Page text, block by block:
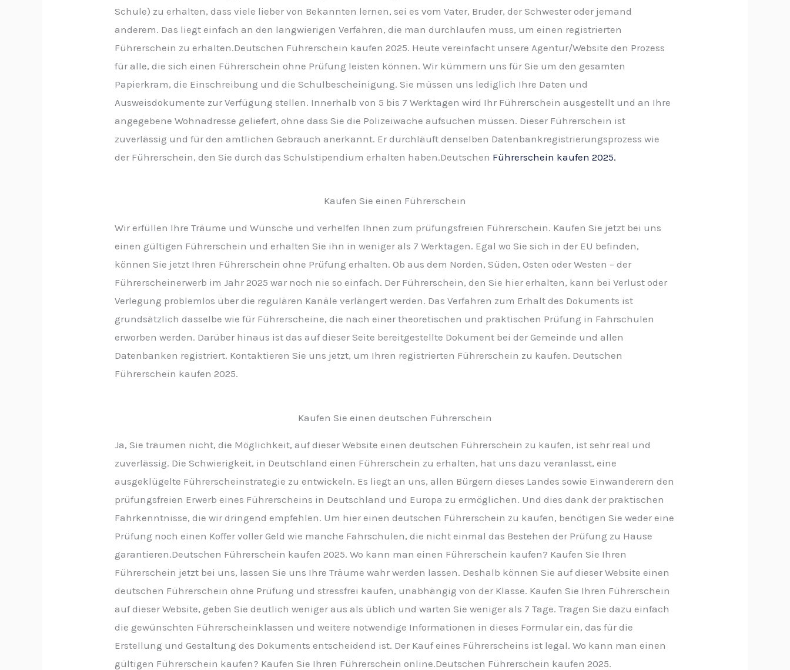
Schule) zu erhalten, dass viele lieber von Bekannten lernen, sei es vom Vater, Bruder, der Schwester oder jemand
anderem. Das liegt einfach an den langwierigen Verfahren, die man durchlaufen muss, um einen registrierten
Führerschein zu erhalten.Deutschen Führerschein kaufen 2025. Heute vereinfacht unsere Agentur/Website den Prozess
für alle, die sich einen Führerschein ohne Prüfung leisten können. Wir kümmern uns für Sie um den gesamten
Papierkram, die Einschreibung und die Schulbescheinigung. Sie müssen uns lediglich Ihre Daten und
Ausweisdokumente zur Verfügung stellen. Innerhalb von 5 bis 7 Werktagen wird Ihr Führerschein ausgestellt und an Ihre
angegebene Wohnadresse geliefert, ohne dass Sie die Polizeiwache aufsuchen müssen. Dieser Führerschein ist
zuverlässig und für den amtlichen Gebrauch anerkannt. Er durchläuft denselben Datenbankregistrierungsprozess wie
der Führerschein, den Sie durch das Schulstipendium erhalten haben.Deutschen Führerschein kaufen 2025.
Kaufen Sie einen Führerschein
Wir erfüllen Ihre Träume und Wünsche und verhelfen Ihnen zum prüfungsfreien Führerschein. Kaufen Sie jetzt bei uns
einen gültigen Führerschein und erhalten Sie ihn in weniger als 7 Werktagen. Egal wo Sie sich in der EU befinden,
können Sie jetzt Ihren Führerschein ohne Prüfung erhalten. Ob aus dem Norden, Süden, Osten oder Westen – der
Führerscheinerwerb im Jahr 2025 war noch nie so einfach. Der Führerschein, den Sie hier erhalten, kann bei Verlust oder
Verlegung problemlos über die regulären Kanäle verlängert werden. Das Verfahren zum Erhalt des Dokuments ist
grundsätzlich dasselbe wie für Führerscheine, die nach einer theoretischen und praktischen Prüfung in Fahrschulen
erworben werden. Darüber hinaus ist das auf dieser Seite bereitgestellte Dokument bei der Gemeinde und allen
Datenbanken registriert. Kontaktieren Sie uns jetzt, um Ihren registrierten Führerschein zu kaufen. Deutschen
Führerschein kaufen 2025.
Kaufen Sie einen deutschen Führerschein
Ja, Sie träumen nicht, die Möglichkeit, auf dieser Website einen deutschen Führerschein zu kaufen, ist sehr real und
zuverlässig. Die Schwierigkeit, in Deutschland einen Führerschein zu erhalten, hat uns dazu veranlasst, eine
ausgeklügelte Führerscheinstrategie zu entwickeln. Es liegt an uns, allen Bürgern dieses Landes sowie Einwanderern den
prüfungsfreien Erwerb eines Führerscheins in Deutschland und Europa zu ermöglichen. Und dies dank der praktischen
Fahrkenntnisse, die wir dringend empfehlen. Um hier einen deutschen Führerschein zu kaufen, benötigen Sie weder eine
Prüfung noch einen Koffer voller Geld wie manche Fahrschulen, die nicht einmal das Bestehen der Prüfung zu Hause
garantieren.Deutschen Führerschein kaufen 2025. Wo kann man einen Führerschein kaufen? Kaufen Sie Ihren
Führerschein jetzt bei uns, lassen Sie uns Ihre Träume wahr werden lassen. Deshalb können Sie auf dieser Website einen
deutschen Führerschein ohne Prüfung und stressfrei kaufen, unabhängig von der Klasse. Kaufen Sie Ihren Führerschein
auf dieser Website, geben Sie deutlich weniger aus als üblich und warten Sie weniger als 7 Tage. Tragen Sie dazu einfach
die gewünschten Führerscheinklassen und weitere notwendige Informationen in dieses Formular ein, das für die
Erstellung und Gestaltung des Dokuments entscheidend ist. Der Kauf eines Führerscheins ist legal. Wo kann man einen
gültigen Führerschein kaufen? Kaufen Sie Ihren Führerschein online.Deutschen Führerschein kaufen 2025.